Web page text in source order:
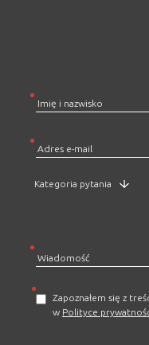
Zapoznałem się z
w Polityce